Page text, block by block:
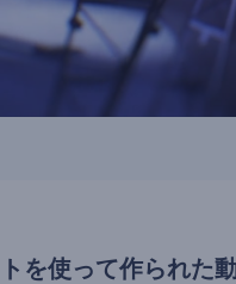
を使って作られた